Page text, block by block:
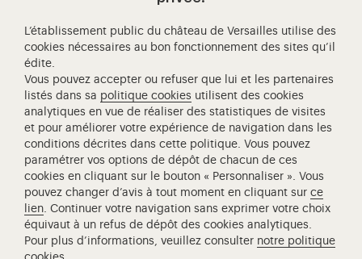
L'Opéra royal de Versailles
Centre de recherche du château de Versailles
Centre de Musique Baroque de Versailles
Réseau des Résidences Royales Européenne
Société des Amis de Versailles
Académie équestre nationale du domaine de Versailles
Campus Versailles
L’établissement public du château de Versailles utilise des
cookies nécessaires au bon fonctionnement des sites qu’il
édite.
Vous pouvez accepter ou refuser que lui et les partenaires
listés dans sa politique cookies utilisent des cookies
analytiques en vue de réaliser des statistiques de visites
et pour améliorer votre expérience de navigation dans les
conditions décrites dans cette politique. Vous pouvez
paramétrer vos options de dépôt de chacun de ces
cookies en cliquant sur le bouton « Personnaliser ». Vous
pouvez changer d’avis à tout moment en cliquant surce
lien. Continuer votre navigation sans exprimer votre choix
équivaut à un refus de dépôt des cookies analytiques.
Pour plus d’informations, veuillez consulter notre politique